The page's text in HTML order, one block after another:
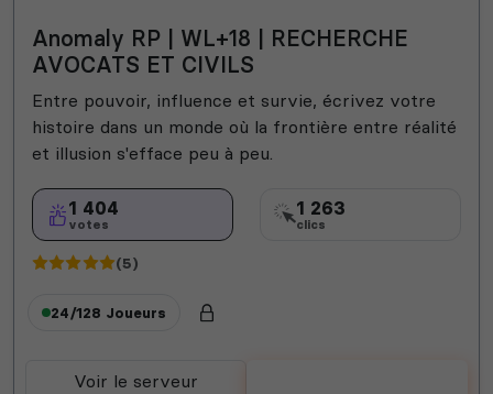
Anomaly RP | WL+18 | RECHERCHE
AVOCATS ET CIVILS
Entre pouvoir, influence et survie, écrivez votre
histoire dans un monde où la frontière entre réalité
et illusion s'efface peu à peu.
1 404
votes
1 263
clics
(5)
24/128 Joueurs
Voir le serveur